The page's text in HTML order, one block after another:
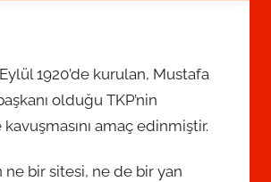
1920’de kurulan, Mustafa
olduğu TKP’nin
amaç edinmiştir.
ne bir sitesi, ne de bir yan